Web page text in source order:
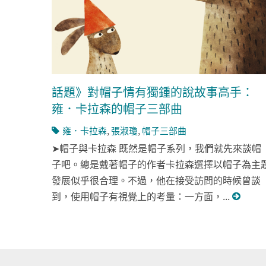
話題》對帽子情有獨鍾的說故事高手：
雍．卡拉森的帽子三部曲
雍．卡拉森, 張淑瓊, 帽子三部曲
➤帽子與卡拉森 既然是帽子系列，我們就先來談帽
子吧。總是戴著帽子的作者卡拉森選擇以帽子為主
發展似乎很合理。不過，他在接受訪問的時候曾談
到，使用帽子有視覺上的考量：一方面，...